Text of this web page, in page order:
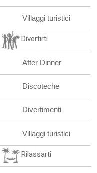
Villaggi turistici
Divertirti
After Dinner
Discoteche
Divertimenti
Villaggi turistici
Rilassarti